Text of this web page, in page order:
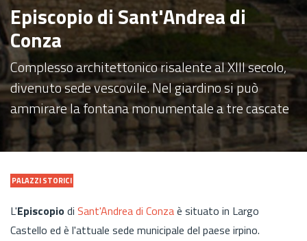
Episcopio di Sant'Andrea di
Conza
Complesso architettonico risalente al XIII secolo,
divenuto sede vescovile. Nel giardino si può
ammirare la fontana monumentale a tre cascate
PALAZZI STORICI
L'Episcopiodi Sant'Andrea di Conzaè situato in Largo
Castello ed è l'attuale sede municipale del paese irpino.